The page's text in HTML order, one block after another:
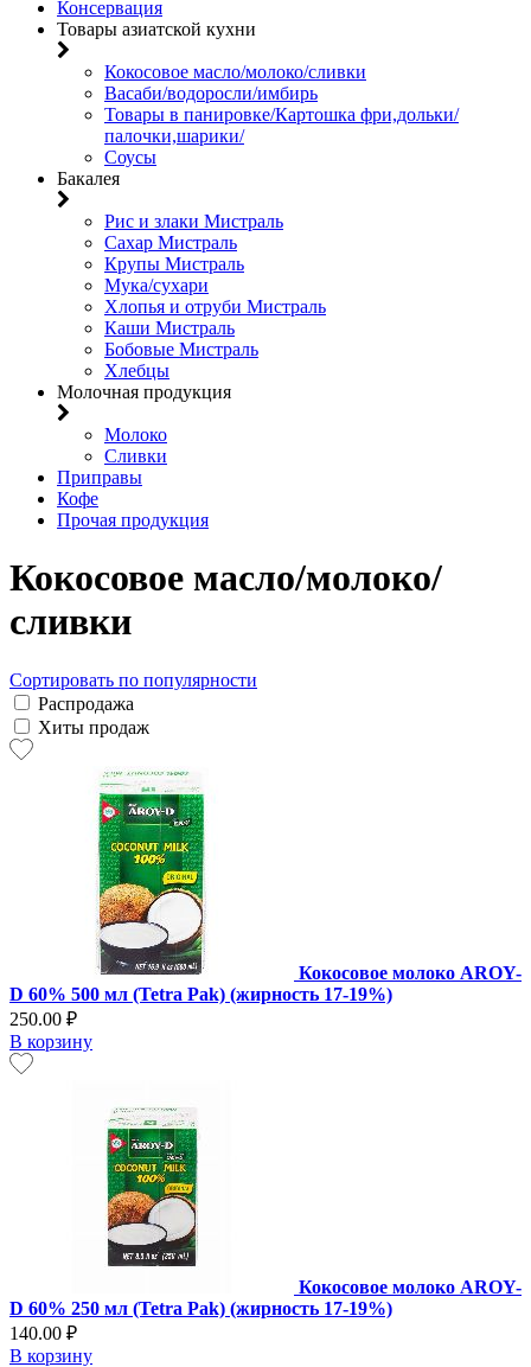
Консервация
Товары азиатской кухни
Кокосовое масло/молоко/сливки
Васаби/водоросли/имбирь
Товары в панировке/Картошка фри,дольки/
палочки,шарики/
Соусы
Бакалея
Рис и злаки Мистраль
Сахар Мистраль
Крупы Мистраль
Мука/сухари
Хлопья и отруби Мистраль
Каши Мистраль
Бобовые Мистраль
Хлебцы
Молочная продукция
Молоко
Сливки
Приправы
Кофе
Прочая продукция
Кокосовое масло/молоко/
сливки
Сортировать по популярности
Распродажа
Хиты продаж
Кокосовое молоко AROY-
D 60% 500 мл (Tetra Pak) (жирность 17-19%)
250.00 ₽
В корзину
Кокосовое молоко AROY-
D 60% 250 мл (Tetra Pak) (жирность 17-19%)
140.00 ₽
В корзину